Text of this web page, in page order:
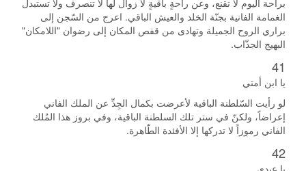
براحة اليوم لا تقنع، وعن راحةٍ باقيةٍ لا زوال لها لا تنصرف ولا تستبدل
الغمامة الفانية بجنّة الخلد والعيش الباقي. اعرج من السّجن إلى
براري الروح الجميلة وتهادى من قفص المكان إلى رضوان "اللامكان"
البهيج الجذّاب.
41
يا ابن أمتي
لو رأيت السّلطنة الباقية لأعرضت بكمال الجِدِّ عن الملك الفاني
إعراضاً، ولكنّ في ستر تلك السلطنة الباقية، وفي بروز هذا المُلك
الفاني رموزاً لا تدركها إلا الأفئدة الطّاهرة.
42
يا عبدي